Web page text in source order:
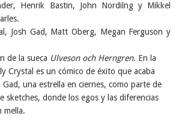
Henrik Bastin, John Nordilng y Mikkel
Josh Gad, Matt Oberg, Megan Ferguson y
de la sueca Ulveson och Herngren. En la
Crystal es un cómico de éxito que acaba
Gad, una estrella en ciernes, como parte de
sketches, donde los egos y las diferencias
mella.